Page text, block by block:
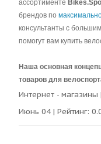
ассортименте
брендов по
консультанты с
помогут вам купить
Наша основная
товаров для
Интернет - магазины
Июнь 04 | Рейтинг: